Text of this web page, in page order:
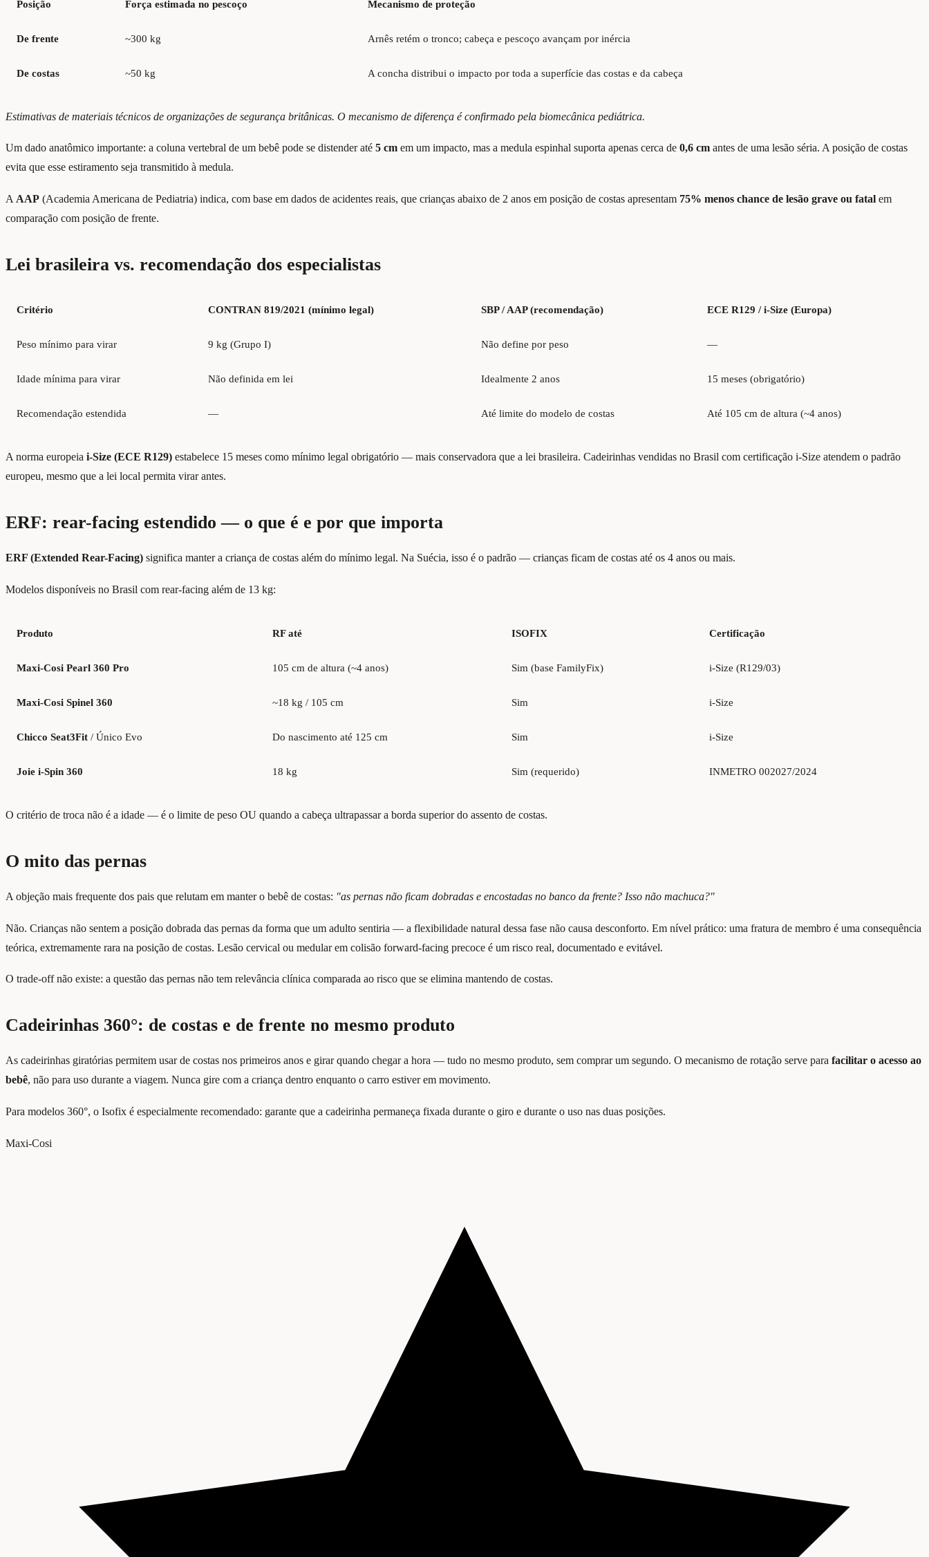
Posição Força estimada no pescoço Mecanismo de proteção
De frente ~300 kg Arnês retém o tronco; cabeça e pescoço avançam por inércia
De costas ~50 kg A concha distribui o impacto por toda a superfície das costas e da cabeça
Estimativas de materiais técnicos de organizações de segurança britânicas. O mecanismo de diferença é confirmado pela biomecânica pediátrica.
Um dado anatômico importante: a coluna vertebral de um bebê pode se distender até 5 cm em um impacto, mas a medula espinhal suporta apenas cerca de 0,6 cm antes de uma lesão séria. A posição de costas
evita que esse estiramento seja transmitido à medula.
A AAP (Academia Americana de Pediatria) indica, com base em dados de acidentes reais, que crianças abaixo de 2 anos em posição de costas apresentam 75% menos chance de lesão grave ou fatal em
comparação com posição de frente.
Lei brasileira vs. recomendação dos especialistas
Critério CONTRAN 819/2021 (mínimo legal) SBP / AAP (recomendação) ECE R129 / i-Size (Europa)
Peso mínimo para virar 9 kg (Grupo I) Não define por peso —
Idade mínima para virar Não definida em lei Idealmente 2 anos 15 meses (obrigatório)
Recomendação estendida — Até limite do modelo de costas Até 105 cm de altura (~4 anos)
A norma europeia i-Size (ECE R129) estabelece 15 meses como mínimo legal obrigatório — mais conservadora que a lei brasileira. Cadeirinhas vendidas no Brasil com certificação i-Size atendem o padrão
europeu, mesmo que a lei local permita virar antes.
ERF: rear-facing estendido — o que é e por que importa
ERF (Extended Rear-Facing) significa manter a criança de costas além do mínimo legal. Na Suécia, isso é o padrão — crianças ficam de costas até os 4 anos ou mais.
Modelos disponíveis no Brasil com rear-facing além de 13 kg:
Produto RF até ISOFIX Certificação
Maxi-Cosi Pearl 360 Pro 105 cm de altura (~4 anos) Sim (base FamilyFix) i-Size (R129/03)
Maxi-Cosi Spinel 360 ~18 kg / 105 cm Sim i-Size
Chicco Seat3Fit / Único Evo Do nascimento até 125 cm Sim i-Size
Joie i-Spin 360 18 kg Sim (requerido) INMETRO 002027/2024
O critério de troca não é a idade — é o limite de peso OU quando a cabeça ultrapassar a borda superior do assento de costas.
O mito das pernas
A objeção mais frequente dos pais que relutam em manter o bebê de costas: "as pernas não ficam dobradas e encostadas no banco da frente? Isso não machuca?"
Não. Crianças não sentem a posição dobrada das pernas da forma que um adulto sentiria — a flexibilidade natural dessa fase não causa desconforto. Em nível prático: uma fratura de membro é uma consequência
teórica, extremamente rara na posição de costas. Lesão cervical ou medular em colisão forward-facing precoce é um risco real, documentado e evitável.
O trade-off não existe: a questão das pernas não tem relevância clínica comparada ao risco que se elimina mantendo de costas.
Cadeirinhas 360°: de costas e de frente no mesmo produto
As cadeirinhas giratórias permitem usar de costas nos primeiros anos e girar quando chegar a hora — tudo no mesmo produto, sem comprar um segundo. O mecanismo de rotação serve para facilitar o acesso ao
bebê, não para uso durante a viagem. Nunca gire com a criança dentro enquanto o carro estiver em movimento.
Para modelos 360°, o Isofix é especialmente recomendado: garante que a cadeirinha permaneça fixada durante o giro e durante o uso nas duas posições.
Maxi-Cosi